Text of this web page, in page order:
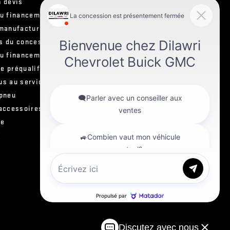
financement
du concessionnaire
financement
préqualification
au service
Carrière
Discutez avec nous